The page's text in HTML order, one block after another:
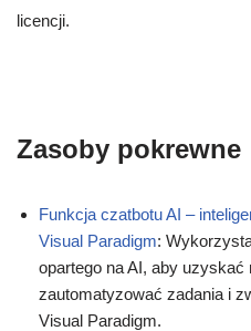
licencji.
Zasoby pokrewne
Funkcja czatbotu AI –
Visual Paradigm:
opartego na AI, aby
zautomatyzować zadania i
Visual Paradigm.